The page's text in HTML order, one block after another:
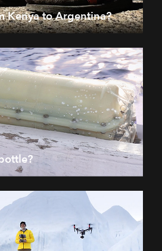
Kenya to Argentina?